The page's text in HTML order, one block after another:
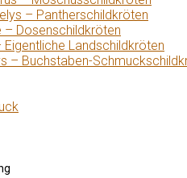
– Pantherschildkröten
– Dosenschildkröten
Landschildkröten
– Buchstaben-